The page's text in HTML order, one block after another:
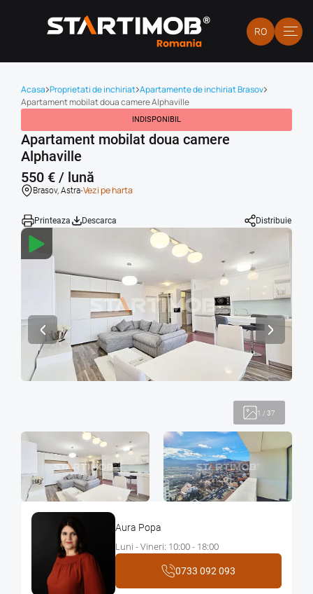
RO
Acasa Proprietati de inchiriat Apartamente de inchiriat Brasov
Apartament mobilat doua camere Alphaville
INDISPONIBIL
Apartament mobilat doua camere
Alphaville
550 € / lună
Brasov, Astra-Vezi pe harta
Printeaza Descarca Distribuie
1 /37
Aura Popa
Luni - Vineri: 10:00 - 18:00
0733 092 093